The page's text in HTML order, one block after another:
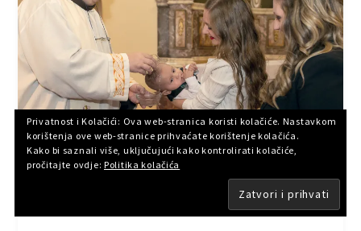
MINI PAKET
Privatnost i Kolačići: Ova web-stranica koristi kolačiće. Nastavkom
korištenja ove web-stranice prihvaćate korištenje kolačića.
Kako bi saznali više, uključujući kako kontrolirati kolačiće,
pročitajte ovdje: Politika kolačića